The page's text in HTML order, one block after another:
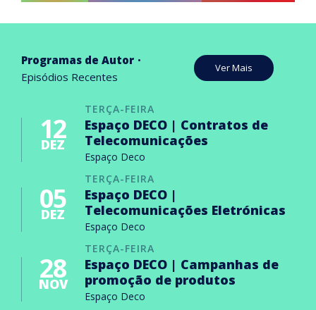
Programas de Autor
Episódios Recentes
Ver Mais
TERÇA-FEIRA
12
DEZ
Espaço DECO | Contratos de
Telecomunicações
Espaço Deco
TERÇA-FEIRA
05
DEZ
Espaço DECO |
Telecomunicações Eletrónicas
Espaço Deco
TERÇA-FEIRA
28
NOV
Espaço DECO | Campanhas de
promoção de produtos
Espaço Deco